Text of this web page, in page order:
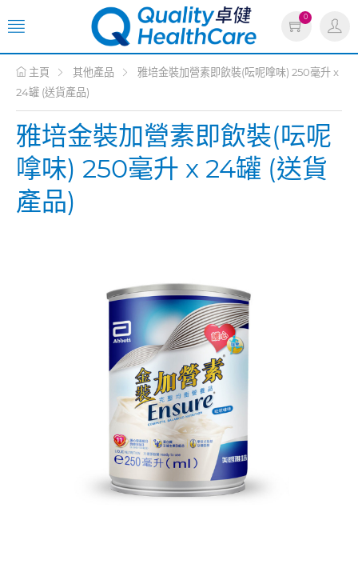
0
主頁 其他產品
雅培金裝加營素即飲裝(呍呢嗱味) 250毫升 x
24罐 (送貨產品)
雅培金裝加營素即飲裝(呍呢
嗱味) 250毫升 x 24罐 (送貨
產品)